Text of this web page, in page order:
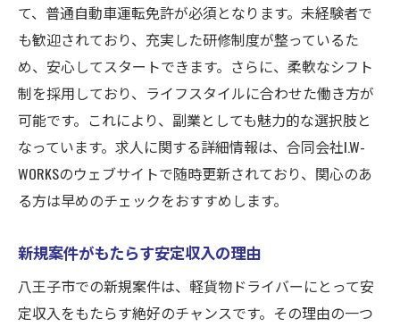
柔軟なシフトでプライベート時間を確保
地域密着型のサービスで生まれる信頼と安
心
未経験でもOK！八王子市で軽貨物配送を始める
利点
初心者向け研修プログラムの充実
未経験者でも安心のサポート体制
八王子市でのキャリアチェンジの可能性
新しい職場での人間関係の築き方
成功体験から学ぶ、未経験者の成功例
て、普通自動車運転免許が必須となります。未経験者で
も歓迎されており、充実した研修制度が整っているた
め、安心してスタートできます。さらに、柔軟なシフト
制を採用しており、ライフスタイルに合わせた働き方が
可能です。これにより、副業としても魅力的な選択肢と
なっています。求人に関する詳細情報は、合同会社I.W-
WORKSのウェブサイトで随時更新されており、関心のあ
る方は早めのチェックをおすすめします。
新規案件がもたらす安定収入の理由
八王子市での新規案件は、軽貨物ドライバーにとって安
定収入をもたらす絶好のチャンスです。その理由の一つ